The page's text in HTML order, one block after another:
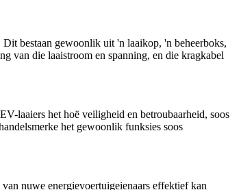
bestaan ​​gewoonlik uit 'n laaikop, 'n beheerboks,
van die laaistroom en spanning, en die kragkabel
laaiers het hoë veiligheid en betroubaarheid, soos
het gewoonlik funksies soos
nuwe energievoertuigeienaars effektief kan